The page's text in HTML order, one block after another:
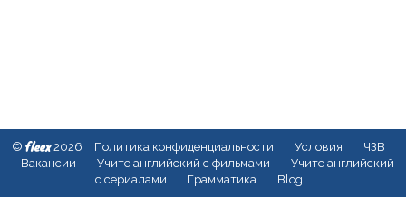
© fleex2026 Политика конфиденциальности Условия
ЧЗВ
Вакансии
Учите английский с фильмами
Учите английский
с сериалами
Грамматика Blog